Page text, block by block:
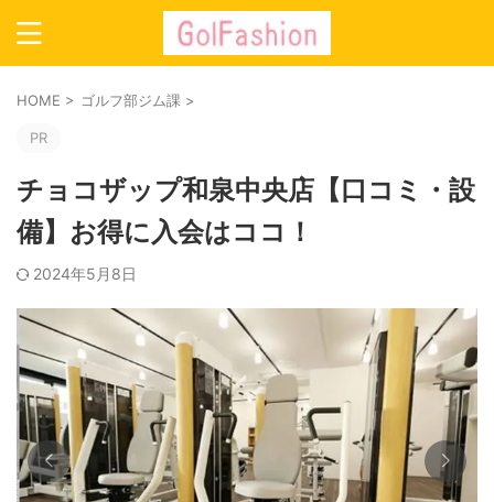
HOME > ゴルフ部ジム課 >
PR
チョコザップ和泉中央店【口コミ・設
備】お得に入会はココ！
2024年5月8日